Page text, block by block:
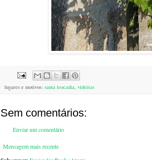
lugares e motivos: santa leocadia, videiras
Sem comentários:
Enviar um comentário
Mensagem mais recente